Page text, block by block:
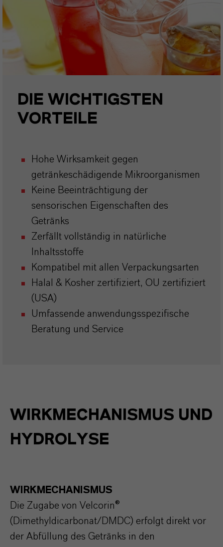
DIE WICHTIGSTEN
VORTEILE
Hohe Wirksamkeit gegen
getränkeschädigende Mikroorganismen
Keine Beeinträchtigung der
sensorischen Eigenschaften des
Getränks
Zerfällt vollständig in natürliche
Inhaltsstoffe
Kompatibel mit allen Verpackungsarten
Halal & Kosher zertifiziert, OU zertifiziert
(USA)
Umfassende anwendungsspezifische
Beratung und Service
WIRKMECHANISMUS UND
HYDROLYSE
WIRKMECHANISMUS
Die Zugabe von Velcorin®
(Dimethyldicarbonat/DMDC) erfolgt direkt vor
der Abfüllung des Getränks in den